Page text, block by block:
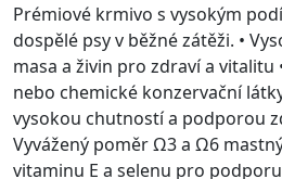
Prémiové krmivo s vysokým
dospělé psy v běžné zátěži. •
masa a živin pro zdraví a vitalitu
nebo chemické konzervační
vysokou chutností a podporou
Vyvážený poměr Ω3 a Ω6
vitaminu E a selenu pro